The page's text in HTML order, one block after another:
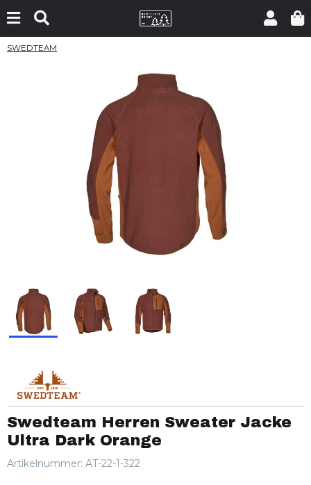
SWEDTEAM
Swedteam Herren Sweater Jacke
Ultra Dark Orange
Artikelnummer: AT-22-1-322